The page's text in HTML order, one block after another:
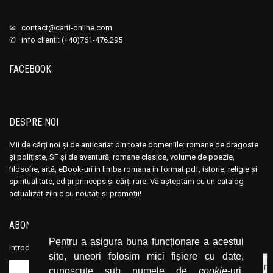
Pentru a asigura buna funcționare a acestui
site, uneori folosim mici fișiere cu date,
cunoscute sub numele de cookie-uri.
Camile Mauclair
Caridad Bravo Adams
Carlo Fruttero
Carlos Fuentes
Carol al II-lea
Carol Gregor
Carol I
Carter Brown
Caryl Wilson
Camile Mauclair
Caridad Bravo Adams
Carlo Fruttero
Carlos Fuentes
Carol al II-lea
Carol Gregor
Carol I
Carter Brown
Caryl Wilson
✉ contact@carti-online.com
✆ info clienti: (+40)761-476.295
FACEBOOK
DESPRE NOI
Mii de cărți noi și de anticariat din toate domeniile: romane de dragoste
și polițiste, SF și de aventură, romane clasice, volume de poezie,
filosofie, artă, eBook-uri in limba romana in format pdf, istorie, religie și
spiritualitate, ediții princeps și cărți rare. Vă așteptăm cu un catalog
actualizat zilnic cu noutăți și promoții!
ABONEAZĂ-TE LA NEWSLETTER
Introduceți adresa dvs. de email și dați click pe butonul de abonare.